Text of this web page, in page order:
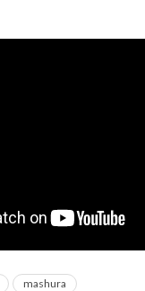
mashura